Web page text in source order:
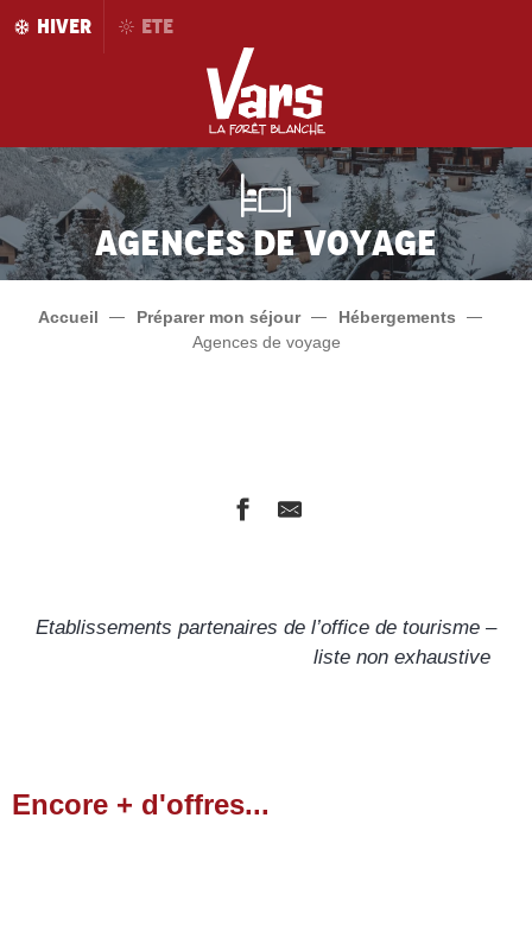
AllerHIVER ETE
Agences de voyage
Accueil Préparer mon séjour
Hébergements
Agences de voyage
Etablissements partenaires de l’office de tourisme –
liste non exhaustive
Encore + d'offres...